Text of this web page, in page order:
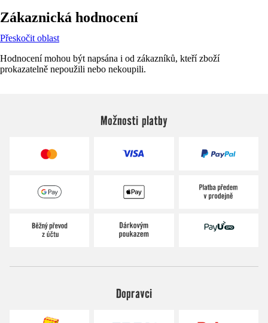
Zákaznická hodnocení
Přeskočit oblast
Hodnocení mohou být napsána i od zákazníků, kteří zboží
prokazatelně nepoužili nebo nekoupili.
Možnosti platby
Dopravci